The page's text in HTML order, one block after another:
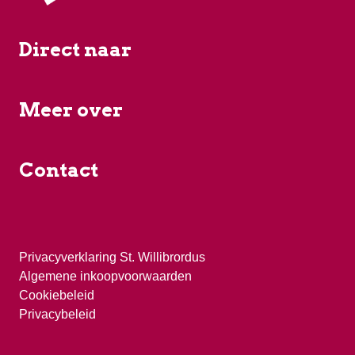
Direct naar
Meer over
Contact
Privacyverklaring St. Willibrordus
Algemene inkoopvoorwaarden
Cookiebeleid
Privacybeleid